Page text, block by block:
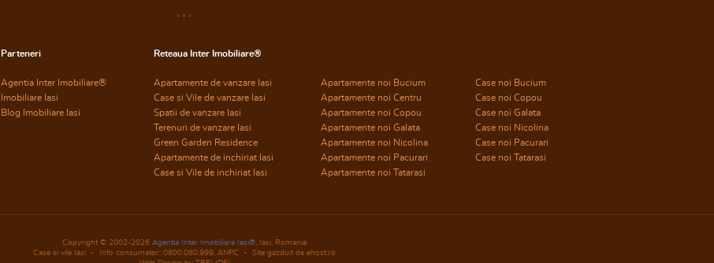
Parteneri
Agentia Inter Imobiliare®
Imobiliare Iasi
Blog Imobiliare Iasi
Reteaua Inter Imobiliare®
Apartamente de vanzare Iasi
Case si Vile de vanzare Iasi
Spatii de vanzare Iasi
Terenuri de vanzare Iasi
Green Garden Residence
Apartamente de inchiriat Iasi
Case si Vile de inchiriat Iasi
Apartamente noi Bucium
Apartamente noi Centru
Apartamente noi Copou
Apartamente noi Galata
Apartamente noi Nicolina
Apartamente noi Pacurari
Apartamente noi Tatarasi
Case noi Bucium
Case noi Copou
Case noi Galata
Case noi Nicolina
Case noi Pacurari
Case noi Tatarasi
Copyright © 2002-2026 Agentia Inter Imobiliare Iasi® , Iasi, Romania
Case si vile Iasi
Info consumator: 0800.080.999, ANPC
Site gazduit de ehost.ro